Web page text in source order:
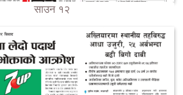
साउन १२